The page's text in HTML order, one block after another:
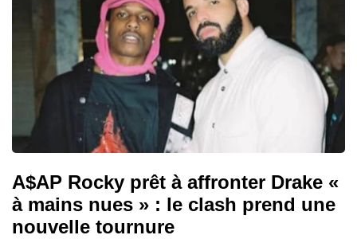
A$AP Rocky prêt à affronter Drake «
à mains nues » : le clash prend une
nouvelle tournure